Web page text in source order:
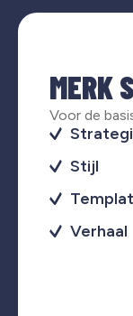
MERK
Voor de
Stijl
Verhaal